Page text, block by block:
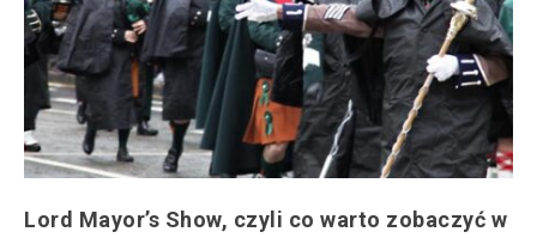
Lord Mayor’s Show, czyli co warto zobaczyć w